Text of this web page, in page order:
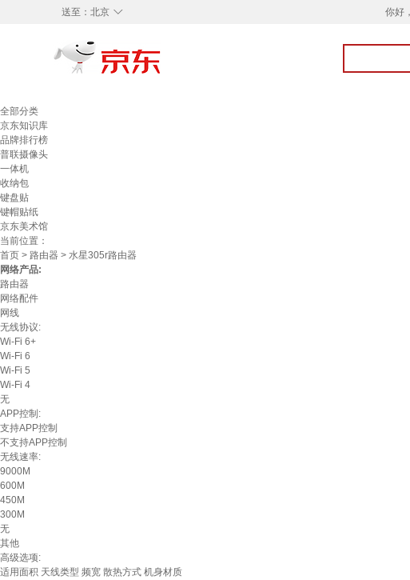
◇
送至： 北京 你好，
全部分类
京东知识库
品牌排行榜
普联摄像头
一体机
收纳包
键盘贴
键帽贴纸
京东美术馆
当前位置：
首页 > 路由器 > 水星305r路由器
网络产品:
路由器
网络配件
网线
无线协议:
Wi-Fi 6+
Wi-Fi 6
Wi-Fi 5
Wi-Fi 4
无
APP控制:
支持APP控制
不支持APP控制
无线速率:
9000M
600M
450M
300M
无
其他
高级选项:
适用面积 天线类型 频宽 散热方式 机身材质